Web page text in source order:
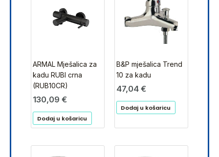
ARMAL Mješalica za
kadu RUBI crna
(RUB10CR)
130,09 €
Dodaj u košaricu
B&P mješalica Trend
10 za kadu
47,04 €
Dodaj u košaricu